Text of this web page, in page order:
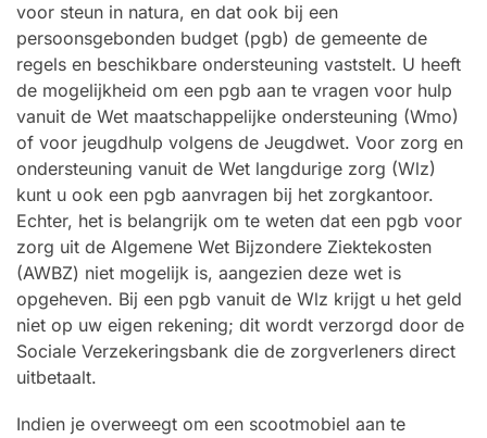
voor steun in natura, en dat ook bij een
persoonsgebonden budget (pgb) de gemeente de
regels en beschikbare ondersteuning vaststelt. U heeft
de mogelijkheid om een pgb aan te vragen voor hulp
vanuit de Wet maatschappelijke ondersteuning (Wmo)
of voor jeugdhulp volgens de Jeugdwet. Voor zorg en
ondersteuning vanuit de Wet langdurige zorg (Wlz)
kunt u ook een pgb aanvragen bij het zorgkantoor.
Echter, het is belangrijk om te weten dat een pgb voor
zorg uit de Algemene Wet Bijzondere Ziektekosten
(AWBZ) niet mogelijk is, aangezien deze wet is
opgeheven. Bij een pgb vanuit de Wlz krijgt u het geld
niet op uw eigen rekening; dit wordt verzorgd door de
Sociale Verzekeringsbank die de zorgverleners direct
uitbetaalt.
Indien je overweegt om een scootmobiel aan te